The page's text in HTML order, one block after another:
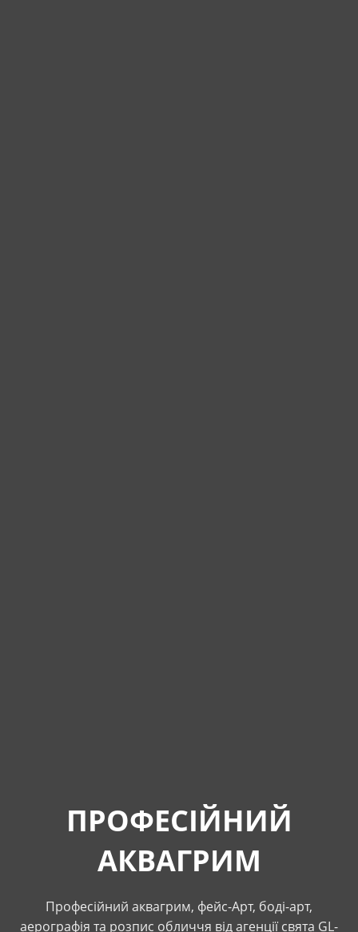
ПРОФЕСІЙНИЙ
АКВАГРИМ
Професійний аквагрим, фейс-Арт, боді-арт,
аерографія та розпис обличчя від агенції свята GL-